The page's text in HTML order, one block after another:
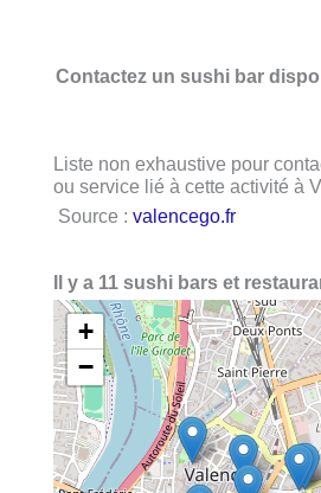
Contactez un sushi bar
Liste non exhaustive pour
ou service lié à cette activité à
Source : valencego.fr
Il y a 11 sushi bars et
+
−